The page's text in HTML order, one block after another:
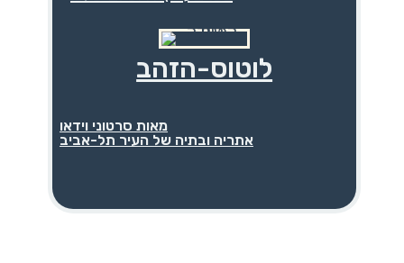
לוטוס-הזהב
מאות סרטוני וידאו
אתריה ובתיה של העיר תל-אביב